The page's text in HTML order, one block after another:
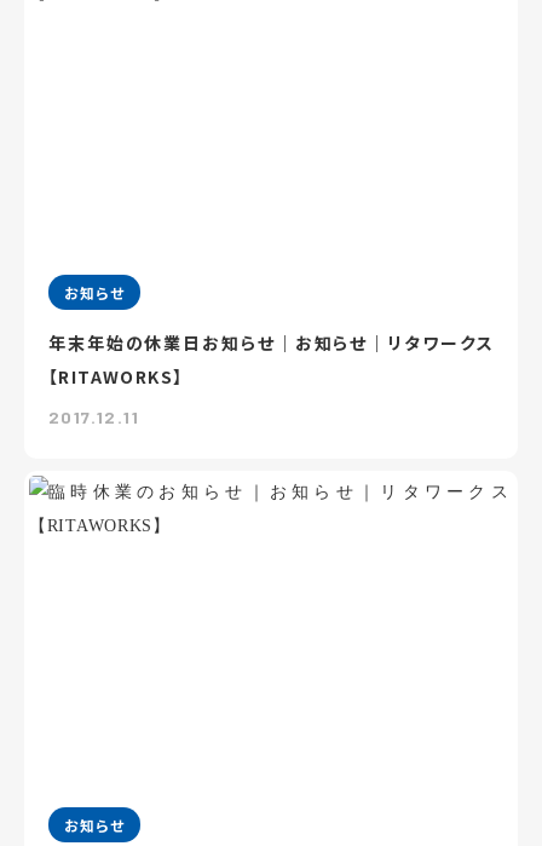
お知らせ
年末年始の休業日お知らせ｜お知らせ｜リタワークス
【RITAWORKS】
2017.12.11
お知らせ